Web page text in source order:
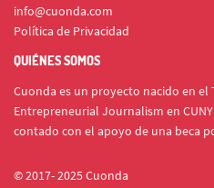
info@cuonda.com
Política de Privacidad
QUIÉNES SOMOS
Cuonda es un proyecto nacido en el
Entrepreneurial Journalism en
contado con el apoyo de una beca
© 2017- 2025 Cuonda